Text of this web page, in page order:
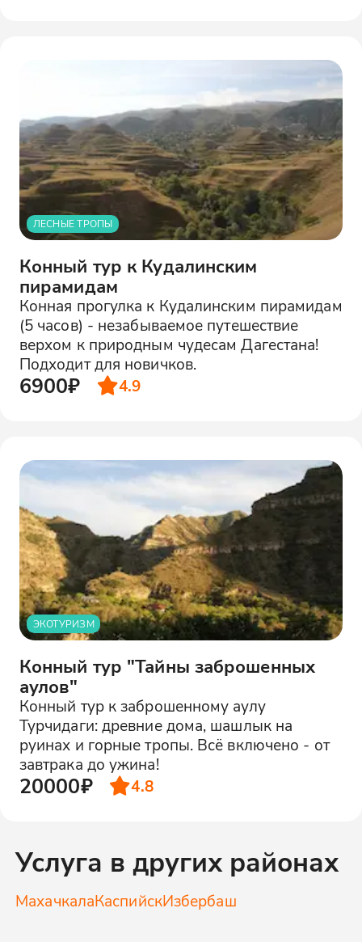
ЛЕСНЫЕ ТРОПЫ
Конный тур к Кудалинским
пирамидам
Конная прогулка к Кудалинским пирамидам
(5 часов) - незабываемое путешествие
верхом к природным чудесам Дагестана!
Подходит для новичков.
6900₽ 4.9
ЭКОТУРИЗМ
Конный тур "Тайны заброшенных
аулов"
Конный тур к заброшенному аулу
Турчидаги: древние дома, шашлык на
руинах и горные тропы. Всё включено - от
завтрака до ужина!
20000₽ 4.8
Услуга в других районах
МахачкалаКаспийскИзбербаш